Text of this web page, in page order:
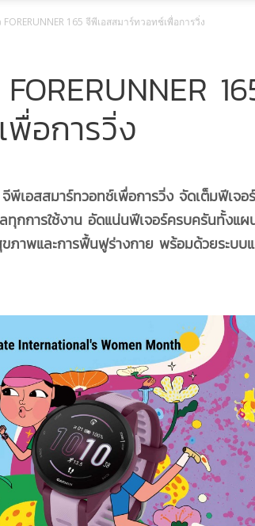
165 จีพีเอสสมาร์ทวอทช์เพื่อการวิ่ง
พื่อการวิ่ง
จีพีเอสสมาร์ทวอทช์เพื่อการวิ่ง จัดเต็มฟีเจอ
กการใช้งาน อัดแน่นฟีเจอร์ครบครันทั้งแ
าพและการฟื้นฟูร่างกาย พร้อมด้วยระบบ